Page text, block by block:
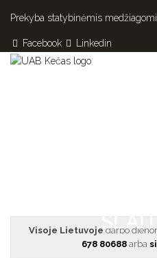
Prekyba statybinėmis
Facebook Linkedin
Visoje Lietuvoje darbo
678 80688 arba